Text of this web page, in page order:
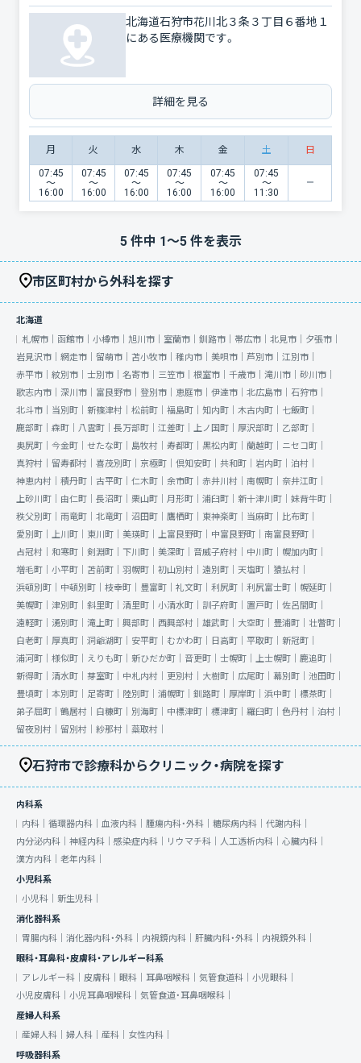
北海道石狩市花川北３条３丁目６番地１
にある医療機関です。
詳細を見る
月 火 水 木 金 土 日
07:45
〜
16:00
07:45
〜
16:00
07:45
〜
16:00
07:45
〜
16:00
07:45
〜
16:00
07:45
〜
11:30
5件中 1〜5件を表示
市区町村から外科を探す
北海道
札幌市｜ 函館市｜ 小樽市｜ 旭川市｜ 室蘭市｜ 釧路市｜ 帯広市｜ 北見市｜ 夕張市｜
岩見沢市｜ 網走市｜ 留萌市｜ 苫小牧市｜ 稚内市｜ 美唄市｜ 芦別市｜ 江別市｜
赤平市｜ 紋別市｜ 士別市｜ 名寄市｜ 三笠市｜ 根室市｜ 千歳市｜ 滝川市｜ 砂川市｜
歌志内市｜ 深川市｜ 富良野市｜ 登別市｜ 恵庭市｜ 伊達市｜ 北広島市｜ 石狩市｜
北斗市｜ 当別町｜ 新篠津村｜ 松前町｜ 福島町｜ 知内町｜ 木古内町｜ 七飯町｜
鹿部町｜ 森町｜ 八雲町｜ 長万部町｜ 江差町｜ 上ノ国町｜ 厚沢部町｜ 乙部町｜
奥尻町｜ 今金町｜ せたな町｜ 島牧村｜ 寿都町｜ 黒松内町｜ 蘭越町｜ ニセコ町｜
真狩村｜ 留寿都村｜ 喜茂別町｜ 京極町｜ 倶知安町｜ 共和町｜ 岩内町｜ 泊村｜
神恵内村｜ 積丹町｜ 古平町｜ 仁木町｜ 余市町｜ 赤井川村｜ 南幌町｜ 奈井江町｜
上砂川町｜ 由仁町｜ 長沼町｜ 栗山町｜ 月形町｜ 浦臼町｜ 新十津川町｜ 妹背牛町｜
秩父別町｜ 雨竜町｜ 北竜町｜ 沼田町｜ 鷹栖町｜ 東神楽町｜ 当麻町｜ 比布町｜
愛別町｜ 上川町｜ 東川町｜ 美瑛町｜ 上富良野町｜ 中富良野町｜ 南富良野町｜
占冠村｜ 和寒町｜ 剣淵町｜ 下川町｜ 美深町｜ 音威子府村｜ 中川町｜ 幌加内町｜
増毛町｜ 小平町｜ 苫前町｜ 羽幌町｜ 初山別村｜ 遠別町｜ 天塩町｜ 猿払村｜
浜頓別町｜ 中頓別町｜ 枝幸町｜ 豊富町｜ 礼文町｜ 利尻町｜ 利尻富士町｜ 幌延町｜
美幌町｜ 津別町｜ 斜里町｜ 清里町｜ 小清水町｜ 訓子府町｜ 置戸町｜ 佐呂間町｜
遠軽町｜ 湧別町｜ 滝上町｜ 興部町｜ 西興部村｜ 雄武町｜ 大空町｜ 豊浦町｜ 壮瞥町｜
白老町｜ 厚真町｜ 洞爺湖町｜ 安平町｜ むかわ町｜ 日高町｜ 平取町｜ 新冠町｜
浦河町｜ 様似町｜ えりも町｜ 新ひだか町｜ 音更町｜ 士幌町｜ 上士幌町｜ 鹿追町｜
新得町｜ 清水町｜ 芽室町｜ 中札内村｜ 更別村｜ 大樹町｜ 広尾町｜ 幕別町｜ 池田町｜
豊頃町｜ 本別町｜ 足寄町｜ 陸別町｜ 浦幌町｜ 釧路町｜ 厚岸町｜ 浜中町｜ 標茶町｜
弟子屈町｜ 鶴居村｜ 白糠町｜ 別海町｜ 中標津町｜ 標津町｜ 羅臼町｜ 色丹村｜ 泊村｜
留夜別村｜ 留別村｜ 紗那村｜ 蘂取村｜
石狩市で診療科からクリニック・病院を探す
内科系
内科｜ 循環器内科｜ 血液内科｜ 腫瘍内科・外科｜ 糖尿病内科｜ 代謝内科｜
内分泌内科｜ 神経内科｜ 感染症内科｜ リウマチ科｜ 人工透析内科｜ 心臓内科｜
漢方内科｜ 老年内科｜
小児科系
小児科｜ 新生児科｜
消化器科系
胃腸内科｜ 消化器内科・外科｜ 内視鏡内科｜ 肝臓内科・外科｜ 内視鏡外科｜
眼科・耳鼻科・皮膚科・アレルギー科系
アレルギー科｜ 皮膚科｜ 眼科｜ 耳鼻咽喉科｜ 気管食道科｜ 小児眼科｜
小児皮膚科｜ 小児耳鼻咽喉科｜ 気管食道・耳鼻咽喉科｜
産婦人科系
産婦人科｜ 婦人科｜ 産科｜ 女性内科｜
呼吸器科系